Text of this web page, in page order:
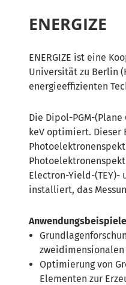
ENERGIZE
ENERGIZE ist eine
Universität zu Berlin
energieeffizienten
Die Dipol-PGM-
keV optimiert. Dieser
Electron-Yield-(TEY)-
installiert, das
Optimierung von
Elementen zur